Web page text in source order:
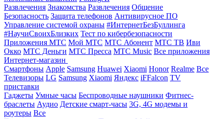
Развлечения Знакомства Развлечения Общение
Безопасность Защита телефонов Антивирусное ПО
Управление системой охраны #ИнтернетБезБуллинга
#НаучиСвоихБлизких Тест по кибербезопасности
Приложения МТС Мой МТС МТС Абонент МТС ТВ Иви
Окко МТС Деньги МТС Пресса МТС Music Все приложения
Интернет-магазин
Смартфоны Apple Samsung Huawei Xiaomi Honor Realme Все
Телевизоры LG Samsung Xiaomi Яндекс iFFalcon TV
приставки
Гаджеты Умные часы Беспроводные наушники Фитнес-
браслеты Аудио Детские смарт-часы 3G, 4G модемы и
роутеры Все